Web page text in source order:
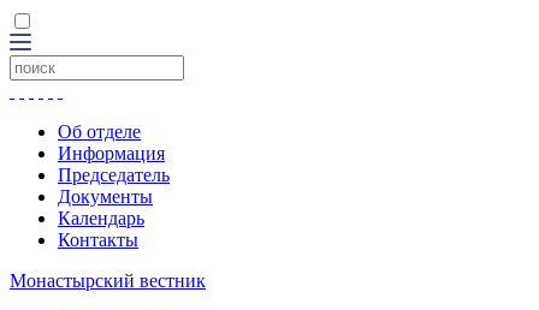
Об отделе
Информация
Председатель
Документы
Календарь
Контакты
Монастырский вестник